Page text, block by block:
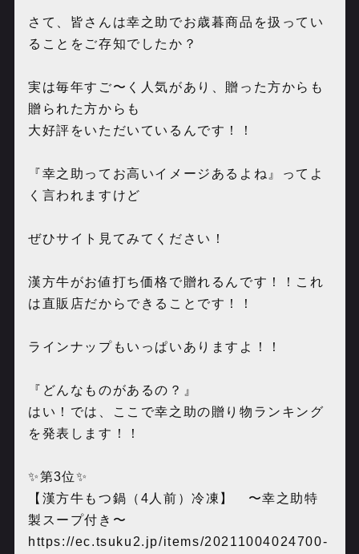
さて、皆さんは幸之助でお歳暮商品を扱ってい
ることをご存知でしたか？
実は毎年すご〜く人気があり、贈った方からも
贈られた方からも
大好評をいただいているんです！！
『幸之助ってお高いイメージあるよね』ってよ
く言われますけど
ぜひサイト見てみてください！
漢方牛がお値打ち価格で贈れるんです！！これ
は直販店だからできることです！！
ラインナップもいっぱいありますよ！！
『どんなものがあるの？』
はい！では、ここで幸之助の贈り物ランキング
を発表します！！
✨第3位✨
【漢方牛もつ鍋（4人前）冷凍】 〜幸之助特
製スープ付き〜
https://ec.tsuku2.jp/items/20211004024700-